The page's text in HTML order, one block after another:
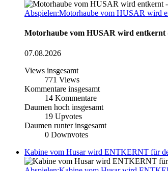
Abspielen:Motorhaube vom HUSAR wird
Motorhaube vom HUSAR wird entkernt
07.08.2026
Views insgesamt
771 Views
Kommentare insgesamt
14 Kommentare
Daumen hoch insgesamt
19 Upvotes
Daumen runter insgesamt
0 Downvotes
Kabine vom Husar wird ENTKERNT für